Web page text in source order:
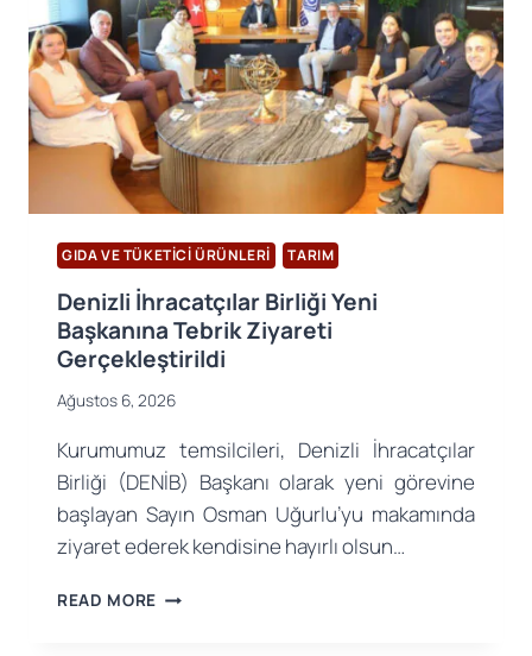
GIDA VE TÜKETICI ÜRÜNLERI TARIM
Denizli İhracatçılar Birliği Yeni
Başkanına Tebrik Ziyareti
Gerçekleştirildi
Ağustos 6, 2026
Kurumumuz temsilcileri, Denizli İhracatçılar
Birliği (DENİB) Başkanı olarak yeni görevine
başlayan Sayın Osman Uğurlu’yu makamında
ziyaret ederek kendisine hayırlı olsun…
READ MORE DENIZLI